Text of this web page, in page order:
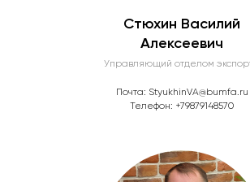
Стюхин Василий
Алексеевич
Управляющий отделом
Почта: StyukhinVA@bumfa.ru
Телефон: +79879148570